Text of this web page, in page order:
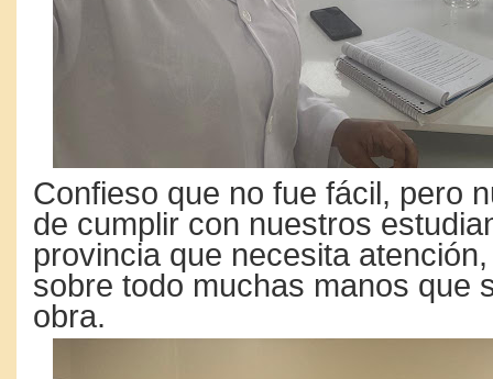
Confieso que no fue fácil, pero
de cumplir con nuestros
provincia que necesita
sobre todo muchas manos que
obra.